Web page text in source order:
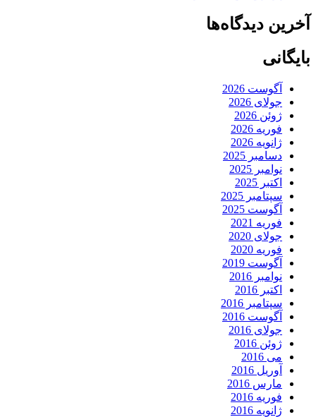
آخرین دیدگاه‌ها
بایگانی
آگوست 2026
جولای 2026
ژوئن 2026
فوریه 2026
ژانویه 2026
دسامبر 2025
نوامبر 2025
اکتبر 2025
سپتامبر 2025
آگوست 2025
فوریه 2021
جولای 2020
فوریه 2020
آگوست 2019
نوامبر 2016
اکتبر 2016
سپتامبر 2016
آگوست 2016
جولای 2016
ژوئن 2016
می 2016
آوریل 2016
مارس 2016
فوریه 2016
ژانویه 2016